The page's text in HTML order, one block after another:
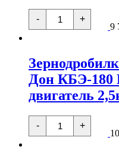
т.п
-
Количество
товара
Зернодробилка
Дон
КБЭ-180
без
терки,
мощность
1,8
кВт/
Зернодробилка
+
9
Дон КБЭ-180
двигатель
-
Количество
товара
Зернодробилка
+